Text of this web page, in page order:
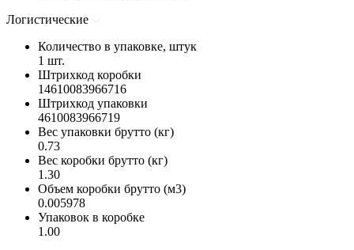
Логистические
Количество в упаковке, штук
1 шт.
Штрихкод коробки
14610083966716
Штрихкод упаковки
4610083966719
Вес упаковки брутто (кг)
0.73
Вес коробки брутто (кг)
1.30
Объем коробки брутто (м3)
0.005978
Упаковок в коробке
1.00